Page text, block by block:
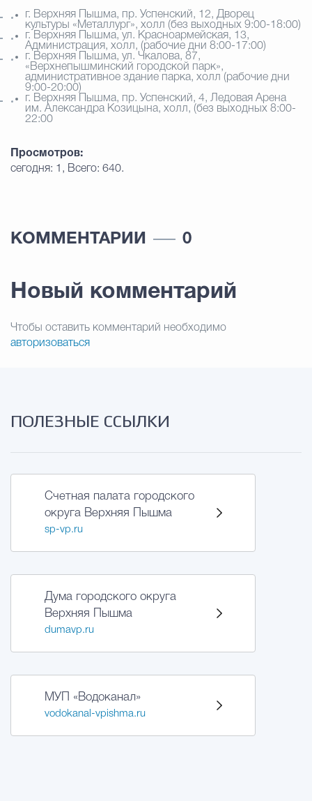
Градостроительство и
Государственные организации
г. Верхняя Пышма, пр. Успенский, 12, Дворец
культуры «Металлург», холл (без выходных 9:00-18:00)
г. Верхняя Пышма, ул. Красноармейская, 13,
Администрация, холл, (рабочие дни 8:00-17:00)
г. Верхняя Пышма, ул. Чкалова, 87,
«Верхнепышминский городской парк»,
административное здание парка, холл (рабочие дни
9:00-20:00)
г. Верхняя Пышма, пр. Успенский, 4, Ледовая Арена
им. Александра Козицына, холл, (без выходных 8:00-
22:00
Просмотров:
сегодня: 1, Всего: 640.
КОММЕНТАРИИ 0
Новый комментарий
Чтобы оставить комментарий необходимо
авторизоваться
ПОЛЕЗНЫЕ ССЫЛКИ
Счетная палата городского
округа Верхняя Пышма
sp-vp.ru
Дума городского округа
Верхняя Пышма
dumavp.ru
МУП «Водоканал»
vodokanal-vpishma.ru